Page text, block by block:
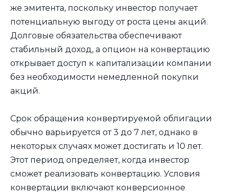
же эмитента, поскольку инвестор получает
потенциальную выгоду от роста цены акций.
Долговые обязательства обеспечивают
стабильный доход, а опцион на конвертацию
открывает доступ к капитализации компании
без необходимости немедленной покупки
акций.
Срок обращения конвертируемой облигации
обычно варьируется от 3 до 7 лет, однако в
некоторых случаях может достигать и 10 лет.
Этот период определяет, когда инвестор
сможет реализовать конвертацию. Условия
конвертации включают конверсионное